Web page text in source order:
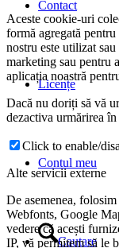
Contact
Licențe
Contul meu
Cautare
Aceste cookie-uri
formă agregată
nostru este utilizat
marketing sau pentru
aplicația noastră
Dacă nu doriți să vă
dezactiva urmărirea
Click to enable/
Alte servicii externe
De asemenea,
Webfonts, Google
vedere că acești
IP, vă permitem să le